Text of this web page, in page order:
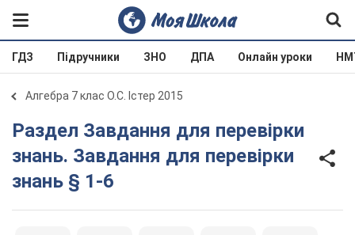
ГДЗ Підручники ЗНО ДПА Онлайн уроки
Алгебра 7 клас О.С. Істер 2015
Раздел Завдання для перевірки
знань. Завдання для перевірки
знань § 1-6